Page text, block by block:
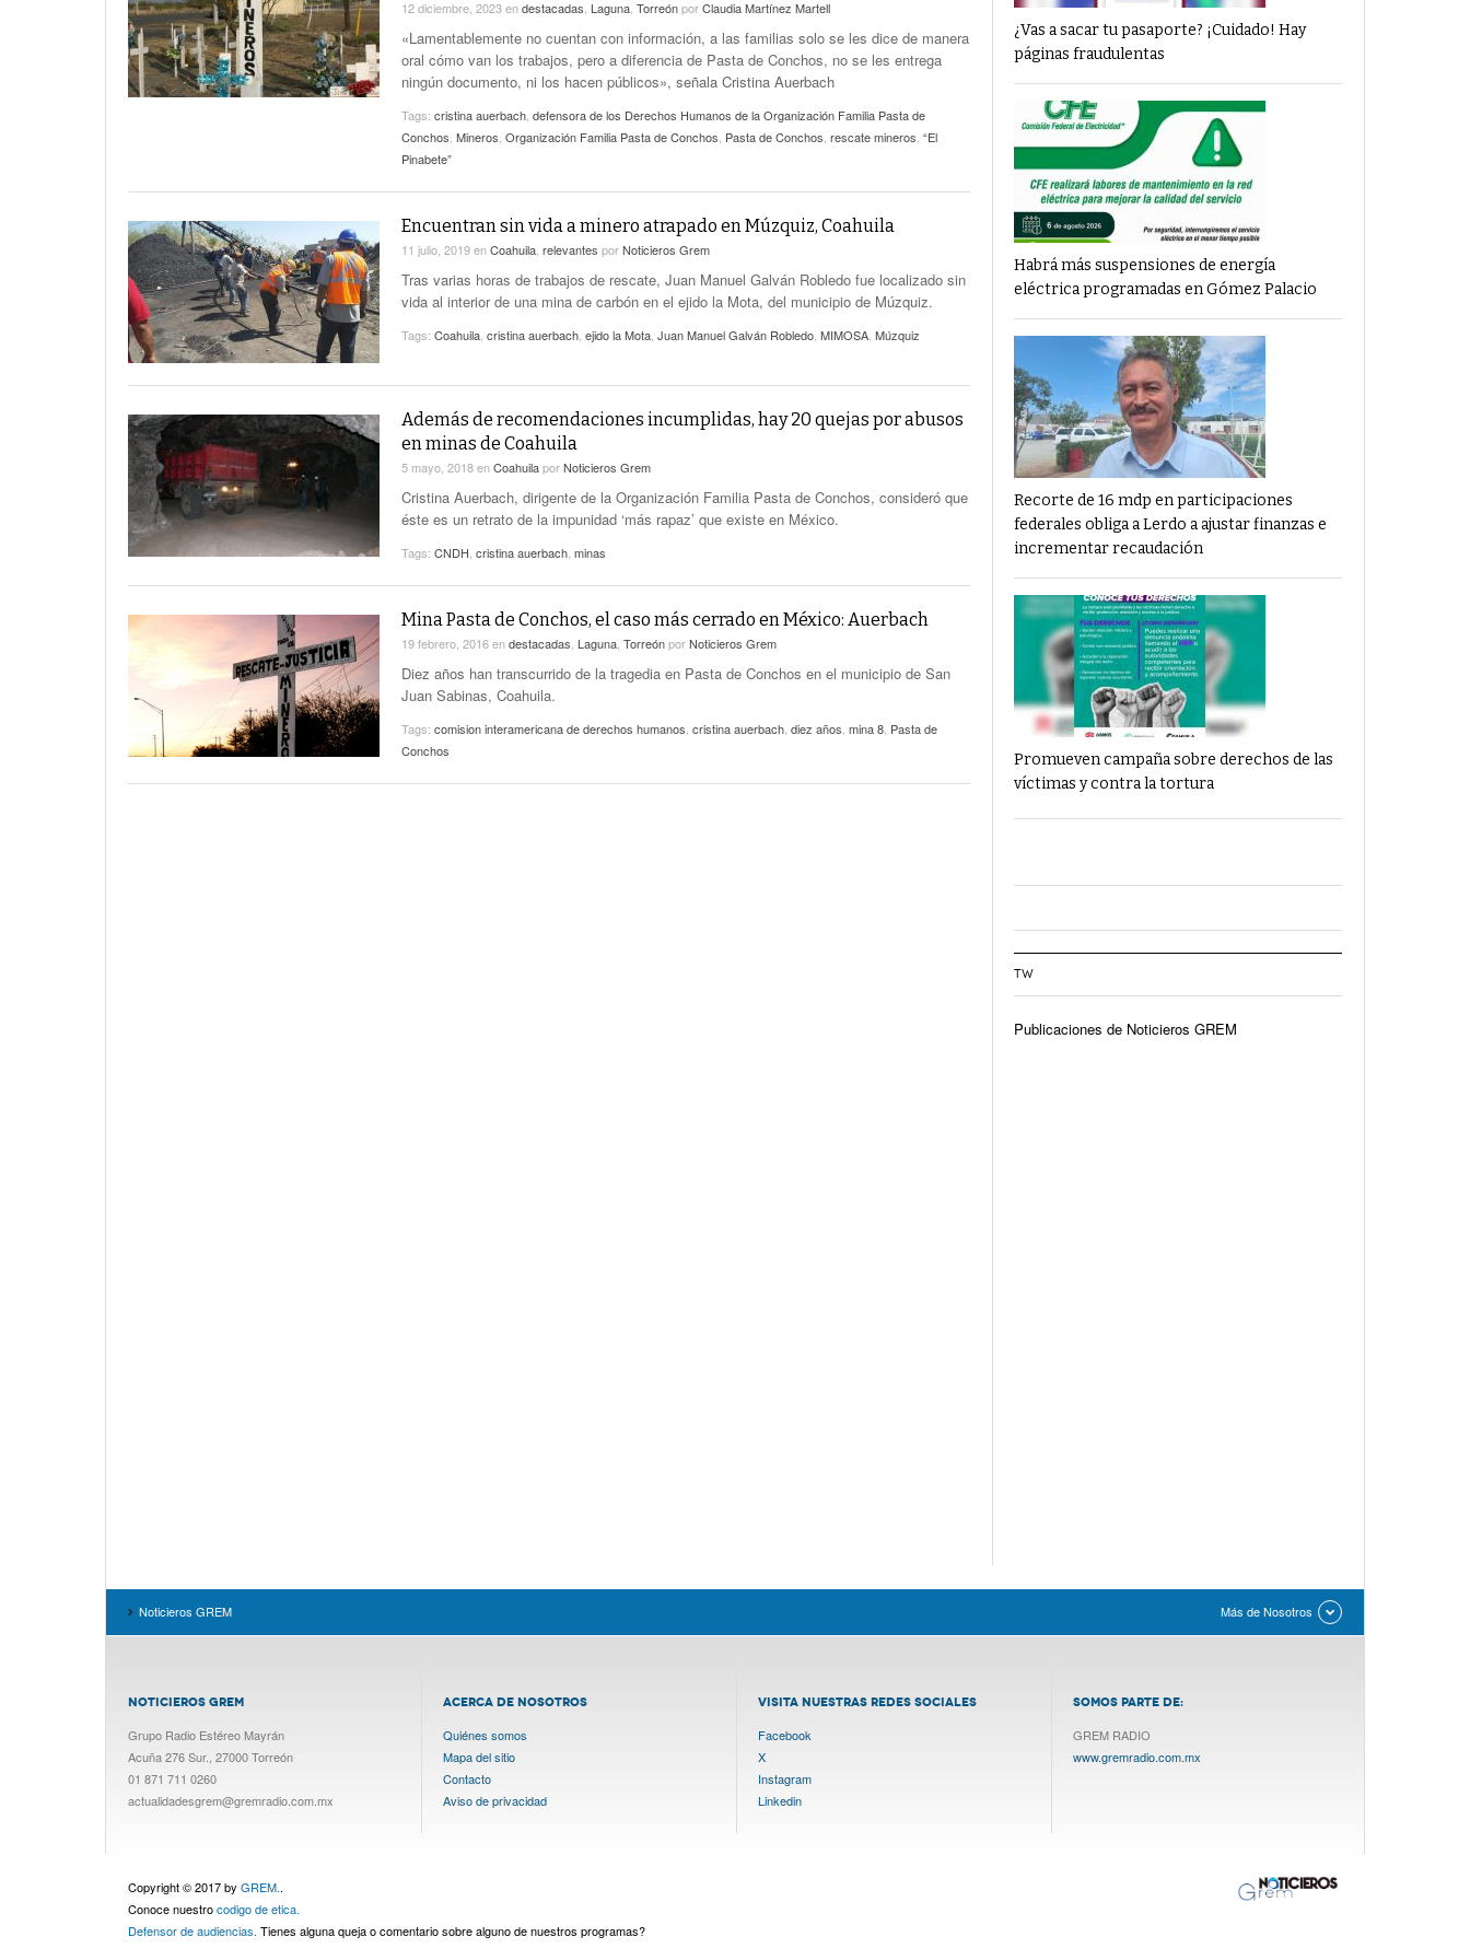
12 diciembre, 2023endestacadas Laguna TorreónporClaudia Martínez Martell
«Lamentablemente no cuentan con información, a las familias solo se les dice de manera
oral cómo van los trabajos, pero a diferencia de Pasta de Conchos, no se les entrega
ningún documento, ni los hacen públicos», señala Cristina Auerbach
Tags: cristina auerbach defensora de los Derechos Humanos de la Organización Familia Pasta de
Conchos Mineros Organización Familia Pasta de Conchos Pasta de Conchos rescate mineros “El
Pinabete”
Encuentran sin vida a minero atrapado en Múzquiz, Coahuila
11 julio, 2019enCoahuila relevantes porNoticieros Grem
Tras varias horas de trabajos de rescate, Juan Manuel Galván Robledo fue localizado sin
vida al interior de una mina de carbón en el ejido la Mota, del municipio de Múzquiz.
Tags: Coahuila cristina auerbach ejido la Mota Juan Manuel Galván Robledo MIMOSA Múzquiz
Además de recomendaciones incumplidas, hay 20 quejas por abusos
en minas de Coahuila
5 mayo, 2018enCoahuilaporNoticieros Grem
Cristina Auerbach, dirigente de la Organización Familia Pasta de Conchos, consideró que
éste es un retrato de la impunidad ‘más rapaz’ que existe en México.
Tags: CNDH cristina auerbach minas
Mina Pasta de Conchos, el caso más cerrado en México: Auerbach
19 febrero, 2016endestacadas Laguna TorreónporNoticieros Grem
Diez años han transcurrido de la tragedia en Pasta de Conchos en el municipio de San
Juan Sabinas, Coahuila.
Tags: comision interamericana de derechos humanos cristina auerbach diez años mina 8 Pasta de
Conchos
¿Vas a sacar tu pasaporte? ¡Cuidado! Hay
páginas fraudulentas
Habrá más suspensiones de energía
eléctrica programadas en Gómez Palacio
Recorte de 16 mdp en participaciones
federales obliga a Lerdo a ajustar finanzas e
incrementar recaudación
Promueven campaña sobre derechos de las
víctimas y contra la tortura
TW
Publicaciones de Noticieros GREM
Noticieros GREM Más de Nosotros
NOTICIEROS GREM
Grupo Radio Estéreo Mayrán
Acuña 276 Sur., 27000 Torreón
01 871 711 0260
actualidadesgrem@gremradio.com.mx
ACERCA DE NOSOTROS
Quiénes somos
Mapa del sitio
Contacto
Aviso de privacidad
VISITA NUESTRAS REDES SOCIALES
Facebook
X
Instagram
Linkedin
SOMOS PARTE DE:
GREM RADIO
www.gremradio.com.mx
Copyright © 2017 by GREM..
Conoce nuestrocodigo de etica.
Defensor de audiencias. Tienes alguna queja o comentario sobre alguno de nuestros programas?